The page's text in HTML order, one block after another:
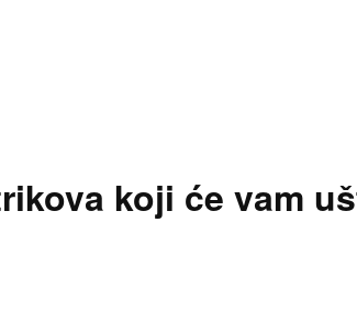
koji će vam